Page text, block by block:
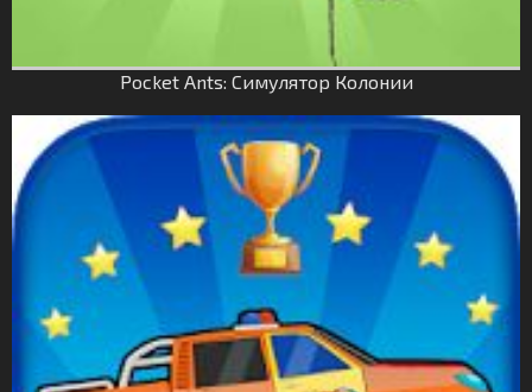
Pocket Ants: Симулятор Колонии